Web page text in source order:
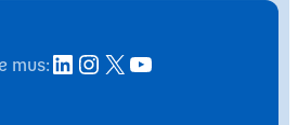
mus:LinkedIn
Instagram
X YouTube